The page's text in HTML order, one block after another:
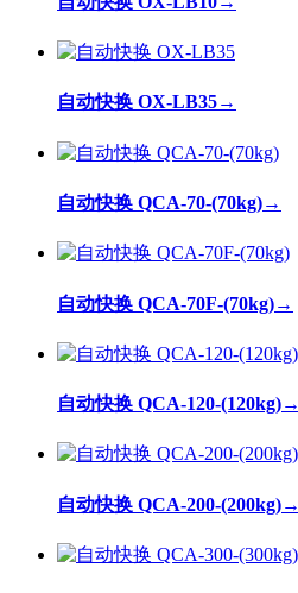
自动快换 OX-LB35→
自动快换 QCA-70-(70kg)→
自动快换 QCA-70F-(70kg)→
自动快换 QCA-120-(120kg)→
自动快换 QCA-200-(200kg)→